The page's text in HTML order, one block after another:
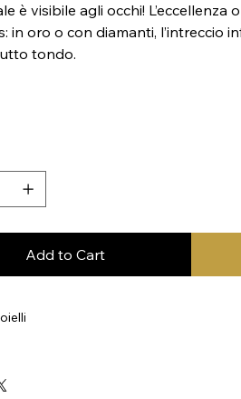
è visibile agli occhi!
in oro o con diamanti, l’intreccio
tondo.
Add to Cart